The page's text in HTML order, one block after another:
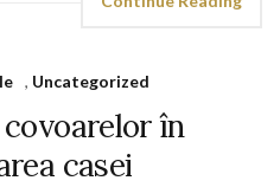
, Uncategorized
în
casei